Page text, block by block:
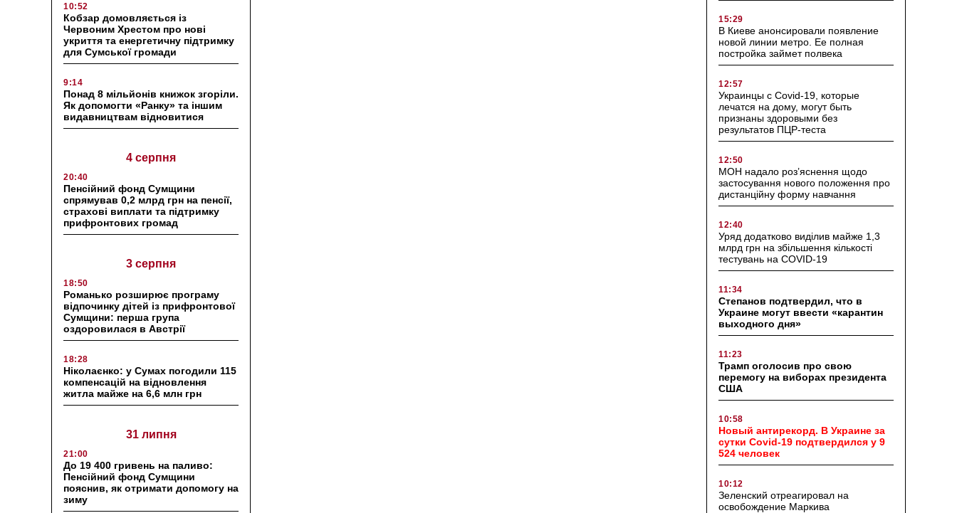
10:52
Кобзар домовляється із
Червоним Хрестом про нові
укриття та енергетичну підтримку
для Сумської громади
9:14
Понад 8 мільйонів книжок згоріли.
Як допомогти «Ранку» та іншим
видавництвам відновитися
4 серпня
20:40
Пенсійний фонд Сумщини
спрямував 0,2 млрд грн на пенсії,
страхові виплати та підтримку
прифронтових громад
3 серпня
18:50
Романько розширює програму
відпочинку дітей із прифронтової
Сумщини: перша група
оздоровилася в Австрії
18:28
Ніколаєнко: у Сумах погодили 115
компенсацій на відновлення
житла майже на 6,6 млн грн
31 липня
21:00
До 19 400 гривень на паливо:
Пенсійний фонд Сумщини
пояснив, як отримати допомогу на
зиму
15:29
В Киеве анонсировали появление
новой линии метро. Ее полная
постройка займет полвека
12:57
Украинцы с Covid-19, которые
лечатся на дому, могут быть
признаны здоровыми без
результатов ПЦР-теста
12:50
МОН надало роз’яснення щодо
застосування нового положення про
дистанційну форму навчання
12:40
Уряд додатково виділив майже 1,3
млрд грн на збільшення кількості
тестувань на COVID-19
11:34
Степанов подтвердил, что в
Украине могут ввести «карантин
выходного дня»
11:23
Трамп оголосив про свою
перемогу на виборах президента
США
10:58
Новый антирекорд. В Украине за
сутки Covid-19 подтвердился у 9
524 человек
10:12
Зеленский отреагировал на
освобождение Маркива